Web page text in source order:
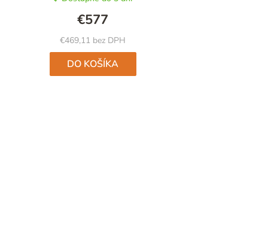
5,0
z
5
hviezdičiek.
€469,11 bez DPH
€577
DO KOŠÍKA